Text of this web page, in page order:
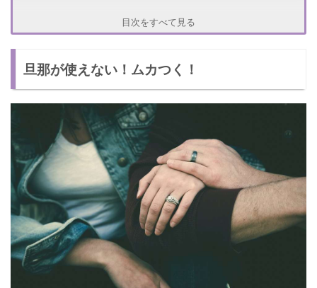
友達に愚痴る
1日家事をサボる
使えない旦那から使える旦那にする方法
家事や育児の大変さを思い知らせる
距離をおいてあなたの大切さをわからせる
ストレスを溜めないようにしよう！
目次をすべて見る
旦那が使えない！ムカつく！